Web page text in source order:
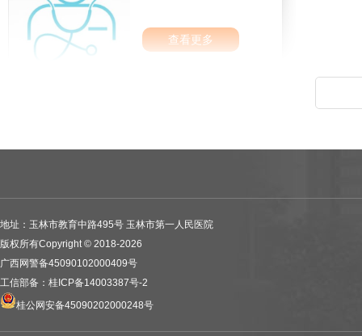
查看更多
地址：玉林市教育中路495号 玉林市第一人民医院
版权所有Copyright © 2018-2026
广西网警备45090102000409号
工信部备：桂ICP备14003387号-2
桂公网安备45090202000248号